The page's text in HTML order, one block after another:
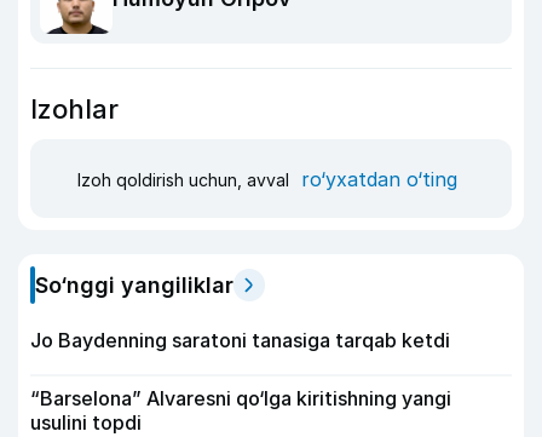
Izohlar
Izoh qoldirish uchun, avval ro‘yxatdan o‘ting
So‘nggi yangiliklar
Jo Baydenning saratoni tanasiga tarqab ketdi
“Barselona” Alvaresni qo‘lga kiritishning yangi
usulini topdi